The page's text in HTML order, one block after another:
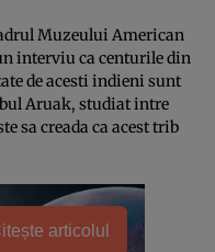
Muzeului American
interviu ca centurile din
de acesti indieni sunt
Aruak, studiat intre
sa creada ca acest trib
articolul